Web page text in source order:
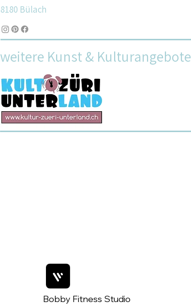
8180 Bülach
weitere Kunst & Kulturangebote
Bobby Fitness Studio